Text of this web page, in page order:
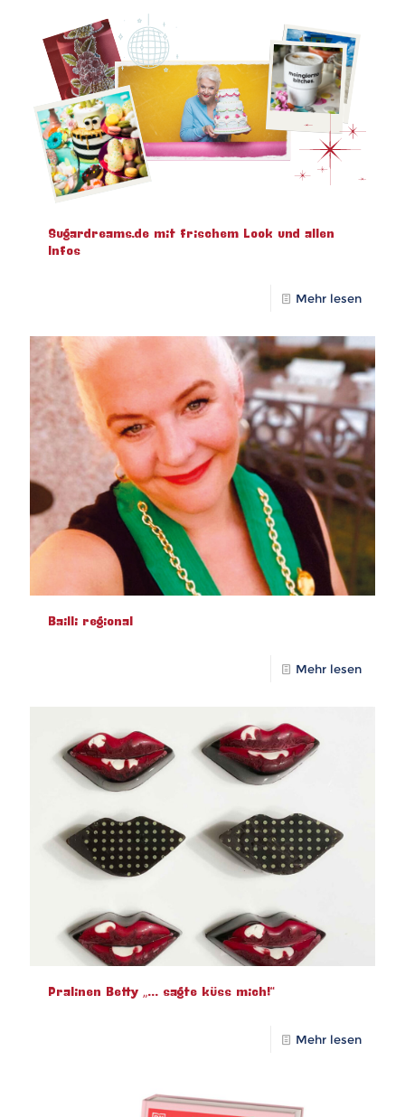
Sugardreams.de mit frischem Look und allen
Infos
Mehr lesen
Bailli regional
Mehr lesen
Pralinen Betty „… sagte küss mich!“
Mehr lesen